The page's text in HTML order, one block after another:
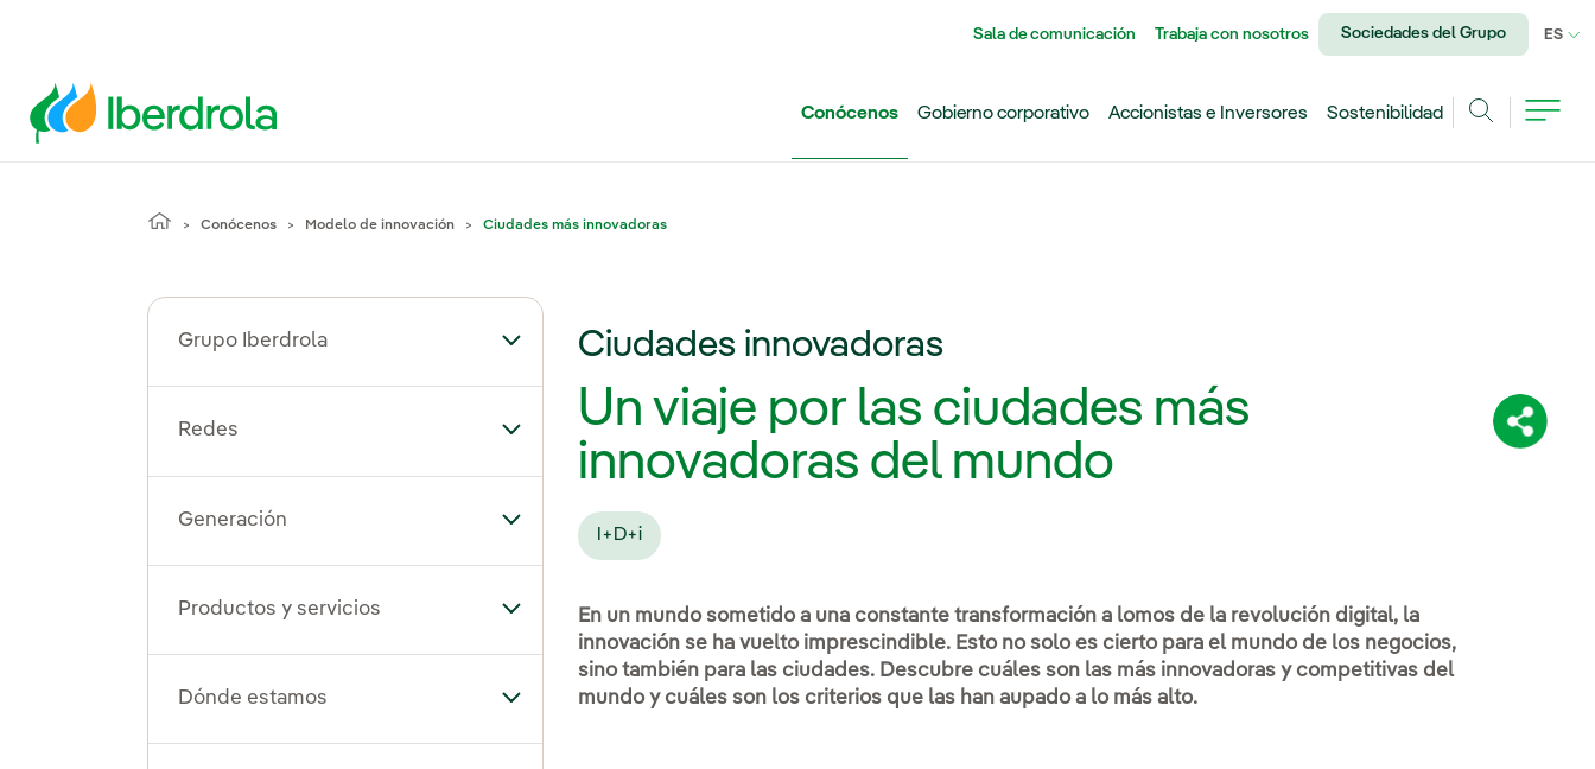
Sala de comunicación Trabaja con nosotros Sociedades del Grupo ES
Conócenos Gobierno corporativo Accionistas e Inversores
Sostenibilidad
Conócenos Modelo de innovación Ciudades más innovadoras
Grupo Iberdrola Alternar el submenú para Grupo Iberdrola
Redes Alternar el submenú para Redes
Generación Alternar el submenú para Generación
Productos y servicios Alternar el submenú para Productos y servicios
Dónde estamos Alternar el submenú para Dónde estamos
Ciudades innovadoras
Un viaje por las ciudades más
innovadoras del mundo
I+D+i
En un mundo sometido a una constante transformación a lomos de la revolución digital, la
innovación se ha vuelto imprescindible. Esto no solo es cierto para el mundo de los negocios,
sino también para las ciudades. Descubre cuáles son las más innovadoras y competitivas del
mundo y cuáles son los criterios que las han aupado a lo más alto.